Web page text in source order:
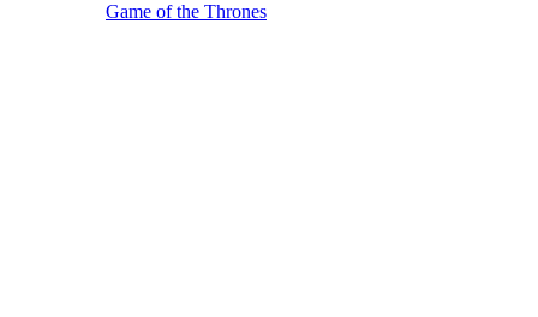
Game of the Thrones